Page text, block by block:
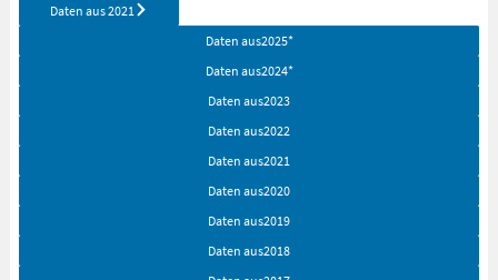
Daten aus2021
Daten aus2025*
Daten aus2024*
Daten aus2023
Daten aus2022
Daten aus2021
Daten aus2020
Daten aus2019
Daten aus2018